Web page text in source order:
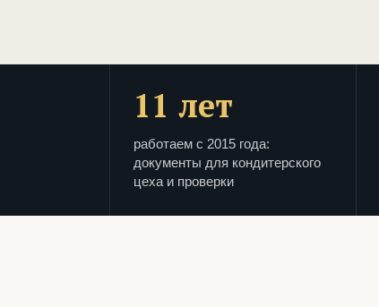
11 лет
работаем с 2015 года:
документы для кондитерского
цеха и проверки